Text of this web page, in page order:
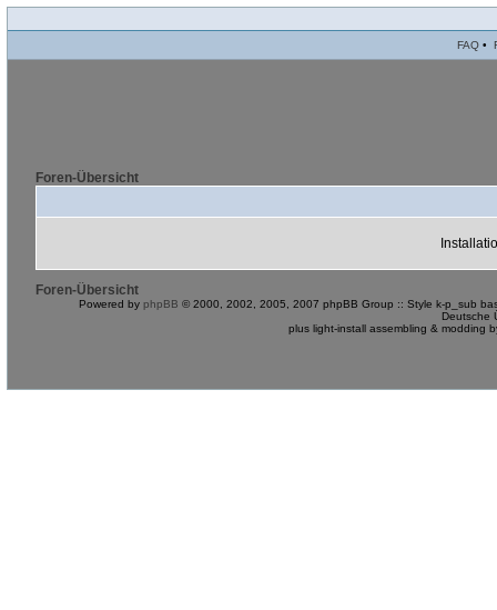
FAQ •
Foren-Übersicht
Foren-Übersicht
Powered by phpBB © 2000, 2002, 2005, 2007 phpBB Group :: Style k-p_sub
Deutsche
plus light-install assembling & modding